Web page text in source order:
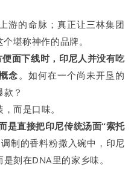
游的命脉；真正让三林集团
堪称神作的品牌。
面下线时，印尼人并没有吃
念。如何在一个尚未开垦的
？
而是口味。
直接把印尼传统汤面“索托
调制的香料粉撒入碗中，印尼
刻在DNA里的家乡味。